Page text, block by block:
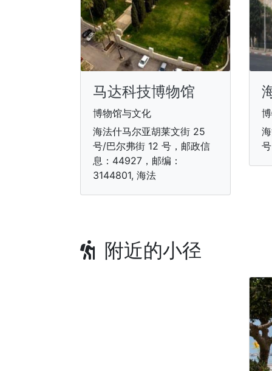
马达科技博物馆
博物馆与文化
海法什马尔亚胡莱文街 25
号/巴尔弗街 12 号，邮政信
息：44927，邮编：
3144801, 海法
附近的小径